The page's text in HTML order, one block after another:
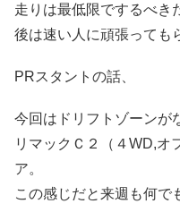
走りは最低限でするべき
後は速い人に頑張っても
PRスタントの話、
今回はドリフトゾーンが
リマックＣ２（４WD,オ
ア。
この感じだと来週も何で